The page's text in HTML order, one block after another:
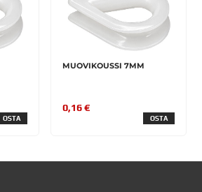
OSTA
MUOVIKOUSSI 7MM
0,16 €
OSTA